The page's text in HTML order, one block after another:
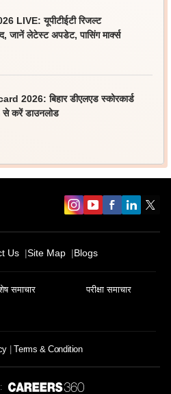
LIVE: यूपीटीईटी रिजल्ट
लेटेस्ट अपडेट, पासिंग मार्क्स
2026: बिहार डीएलएड स्कोरकार्ड
करें डाउनलोड
Us Site Map Blogs
समाचार परीक्षा समाचार
Terms & Condition